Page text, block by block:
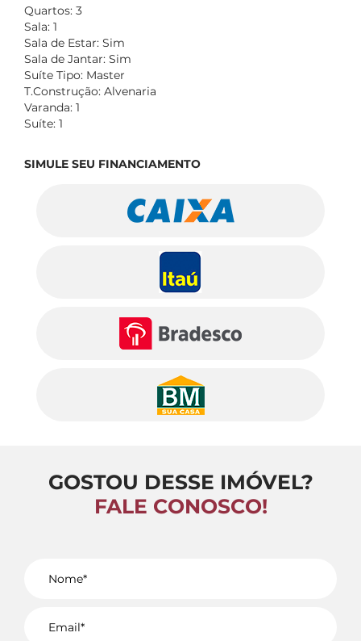
Quartos: 3
Sala: 1
Sala de Estar: Sim
Sala de Jantar: Sim
Suíte Tipo: Master
T.Construção: Alvenaria
Varanda: 1
Suíte: 1
SIMULE SEU FINANCIAMENTO
GOSTOU DESSE IMÓVEL?
FALE CONOSCO!